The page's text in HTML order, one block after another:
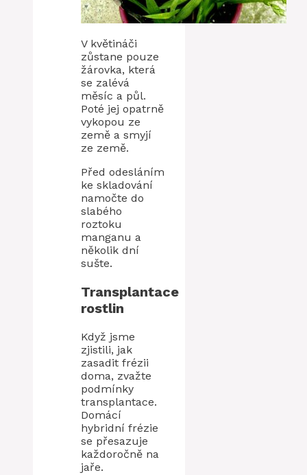
V květináči
zůstane pouze
žárovka, která
se zalévá
měsíc a půl.
Poté jej opatrně
vykopou ze
země a smyjí
ze země.
Před odesláním
ke skladování
namočte do
slabého
roztoku
manganu a
několik dní
sušte.
Transplantace
rostlin
Když jsme
zjistili, jak
zasadit frézii
doma, zvažte
podmínky
transplantace.
Domácí
hybridní frézie
se přesazuje
každoročně na
jaře.